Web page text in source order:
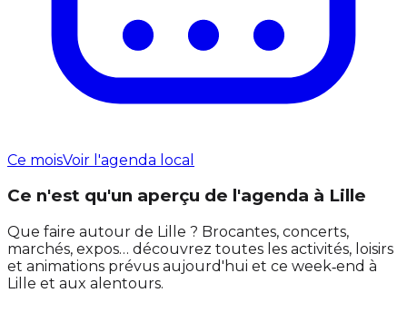
Ce moisVoir l'agenda local
Ce n'est qu'un aperçu de l'agenda à Lille
Que faire autour de Lille ? Brocantes, concerts,
marchés, expos… découvrez toutes les activités, loisirs
et animations prévus aujourd'hui et ce week‑end à
Lille et aux alentours.